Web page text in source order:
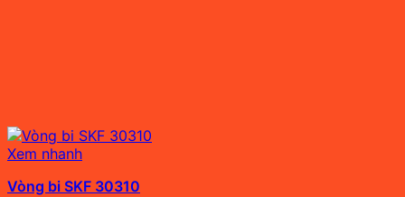
Xem nhanh
Vòng bi SKF 30310